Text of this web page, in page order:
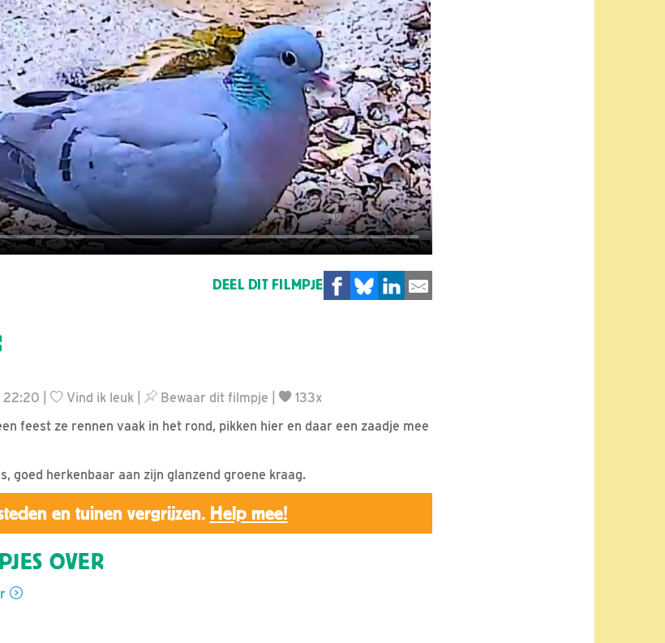
DEEL DIT FILMPJE
| Vind ik leuk Bewaar dit filmpje
133x
feest ze rennen vaak in het rond, pikken hier en daar een zaadje mee
goed herkenbaar aan zijn glanzend groene kraag.
en tuinen vergrijzen. Help mee!
OVER